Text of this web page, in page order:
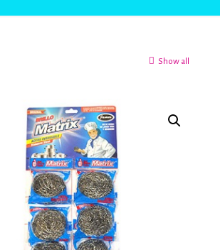
Show all